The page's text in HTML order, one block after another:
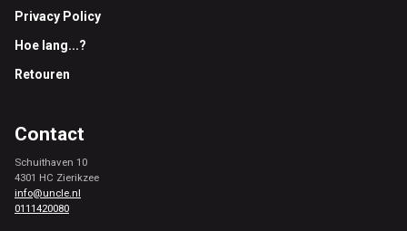
Privacy Policy
Hoe lang...?
Retouren
Contact
Schuithaven 10
4301 HC Zierikzee
info@uncle.nl
0111420080